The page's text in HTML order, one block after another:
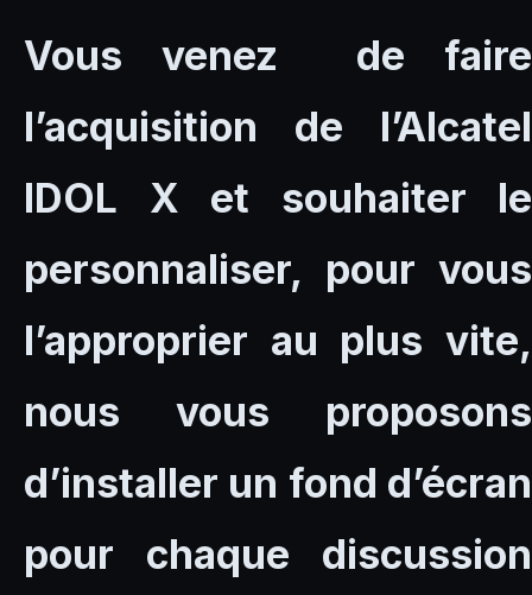
Vous venez de faire
l’acquisition de l’Alcatel
IDOL X et souhaiter le
personnaliser, pour vous
l’approprier au plus vite,
nous vous proposons
d’installer un fond d’écran
pour chaque discussion